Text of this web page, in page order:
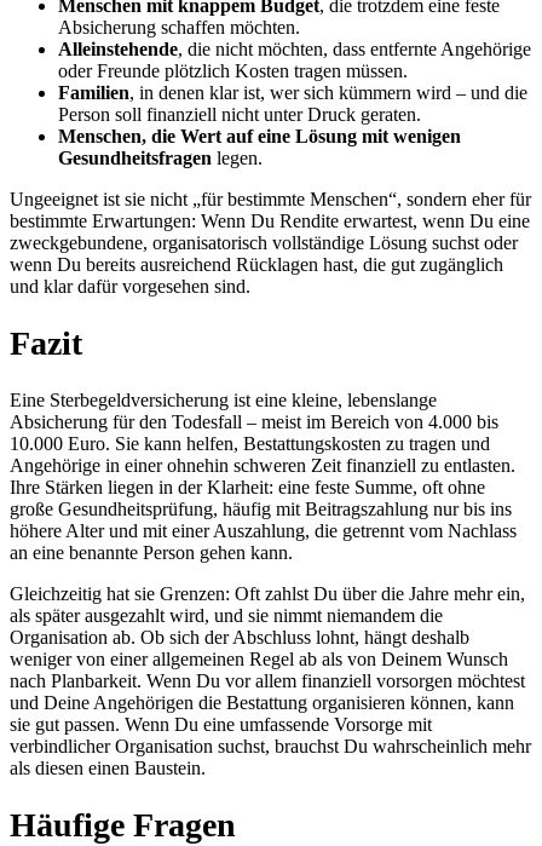
Menschen mit knappem Budget, die trotzdem eine feste
Absicherung schaffen möchten.
Alleinstehende, die nicht möchten, dass entfernte Angehörige
oder Freunde plötzlich Kosten tragen müssen.
Familien, in denen klar ist, wer sich kümmern wird – und die
Person soll finanziell nicht unter Druck geraten.
Menschen, die Wert auf eine Lösung mit wenigen
Gesundheitsfragen legen.
Ungeeignet ist sie nicht „für bestimmte Menschen“, sondern eher für
bestimmte Erwartungen: Wenn Du Rendite erwartest, wenn Du eine
zweckgebundene, organisatorisch vollständige Lösung suchst oder
wenn Du bereits ausreichend Rücklagen hast, die gut zugänglich
und klar dafür vorgesehen sind.
Fazit
Eine Sterbegeldversicherung ist eine kleine, lebenslange
Absicherung für den Todesfall – meist im Bereich von 4.000 bis
10.000 Euro. Sie kann helfen, Bestattungskosten zu tragen und
Angehörige in einer ohnehin schweren Zeit finanziell zu entlasten.
Ihre Stärken liegen in der Klarheit: eine feste Summe, oft ohne
große Gesundheitsprüfung, häufig mit Beitragszahlung nur bis ins
höhere Alter und mit einer Auszahlung, die getrennt vom Nachlass
an eine benannte Person gehen kann.
Gleichzeitig hat sie Grenzen: Oft zahlst Du über die Jahre mehr ein,
als später ausgezahlt wird, und sie nimmt niemandem die
Organisation ab. Ob sich der Abschluss lohnt, hängt deshalb
weniger von einer allgemeinen Regel ab als von Deinem Wunsch
nach Planbarkeit. Wenn Du vor allem finanziell vorsorgen möchtest
und Deine Angehörigen die Bestattung organisieren können, kann
sie gut passen. Wenn Du eine umfassende Vorsorge mit
verbindlicher Organisation suchst, brauchst Du wahrscheinlich mehr
als diesen einen Baustein.
Häufige Fragen